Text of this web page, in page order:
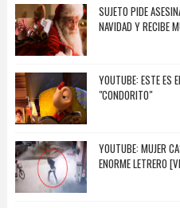
SUJETO PIDE
NAVIDAD Y RECIBE
YOUTUBE: ESTE ES
"CONDORITO"
YOUTUBE: MUJER
ENORME LETRERO